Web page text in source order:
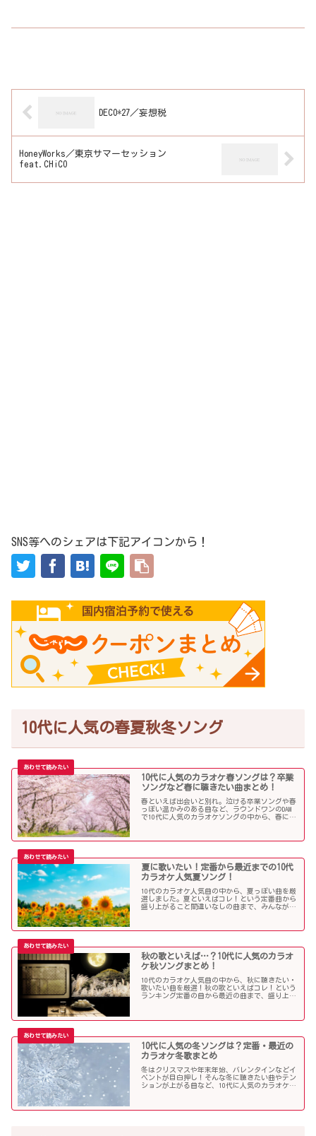
DECO*27／妄想税
HoneyWorks／東京サマーセッション
feat.CHiCO
SNS等へのシェアは下記アイコンから！
10代に人気の春夏秋冬ソング
10代に人気のカラオケ春ソングは？卒業
ソングなど春に聴きたい曲まとめ！
春といえば出会いと別れ。泣ける卒業ソングや春
っぽい温かみのある曲など、ラウンドワンのDAM
で10代に人気のカラオケソングの中から、春に聴
夏に歌いたい！定番から最近までの10代
カラオケ人気夏ソング！
10代のカラオケ人気曲の中から、夏っぽい曲を厳
選しました。夏といえばコレ！という定番曲から
盛り上がること間違いなしの曲まで、みんなが選
秋の歌といえば…？10代に人気のカラオ
ケ秋ソングまとめ！
10代のカラオケ人気曲の中から、秋に聴きたい・
歌いたい曲を厳選！秋の歌といえばコレ！という
ランキング定番の曲から最近の曲まで、盛り上が
10代に人気の冬ソングは？定番・最近の
カラオケ冬歌まとめ
冬はクリスマスや年末年始、バレンタインなどイ
ベントが目白押し！そんな冬に聴きたい曲やテン
ションが上がる曲など、10代に人気のカラオケソ